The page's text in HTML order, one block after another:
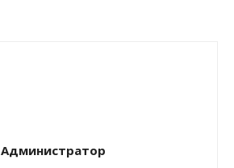
Администратор